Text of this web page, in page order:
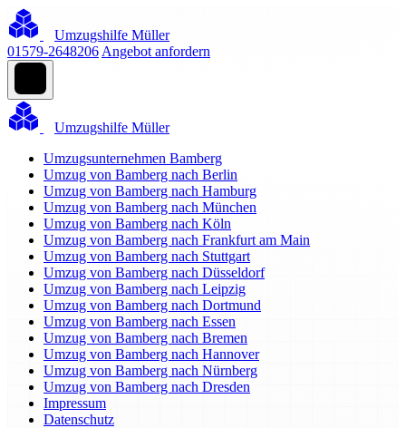
Umzugshilfe Müller
01579-2648206 Angebot anfordern
Umzugshilfe Müller
Umzugsunternehmen Bamberg
Umzug von Bamberg nach Berlin
Umzug von Bamberg nach Hamburg
Umzug von Bamberg nach München
Umzug von Bamberg nach Köln
Umzug von Bamberg nach Frankfurt am Main
Umzug von Bamberg nach Stuttgart
Umzug von Bamberg nach Düsseldorf
Umzug von Bamberg nach Leipzig
Umzug von Bamberg nach Dortmund
Umzug von Bamberg nach Essen
Umzug von Bamberg nach Bremen
Umzug von Bamberg nach Hannover
Umzug von Bamberg nach Nürnberg
Umzug von Bamberg nach Dresden
Impressum
Datenschutz